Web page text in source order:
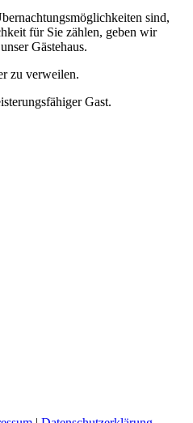
sind,
für Sie zählen, geben wir
Gästehaus.
zu verweilen.
Gast.